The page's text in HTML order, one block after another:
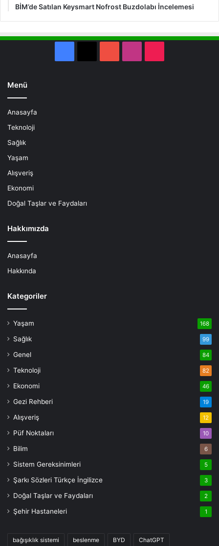
BİM’de Satılan Keysmart Nofrost Buzdolabı İncelemesi
Menü
Anasayfa
Teknoloji
Sağlık
Yaşam
Alışveriş
Ekonomi
Doğal Taşlar ve Faydaları
Hakkımızda
Anasayfa
Hakkında
Kategoriler
Yaşam 168
Sağlık 99
Genel 84
Teknoloji 82
Ekonomi 46
Gezi Rehberi 19
Alışveriş 12
Püf Noktaları 10
Bilim 6
Sistem Gereksinimleri 5
Şarkı Sözleri Türkçe İngilizce 3
Doğal Taşlar ve Faydaları 2
Şehir Hastaneleri 1
bağışıklık sistemi beslenme BYD ChatGPT